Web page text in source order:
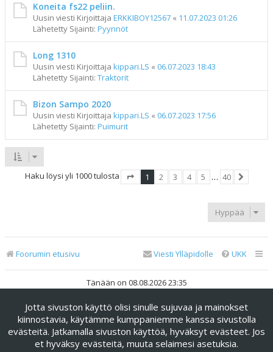
Koneita fs22 peliin.
Uusin viesti Kirjoittaja ERKKIBOY12567 « 11.07.2023 01:26
Lähetetty Sijainti: Pyynnöt
Long 1310
Uusin viesti Kirjoittaja kippari.LS « 06.07.2023 18:43
Lähetetty Sijainti: Traktorit
Bizon Sampo 2020
Uusin viesti Kirjoittaja kippari.LS « 06.07.2023 17:56
Lähetetty Sijainti: Puimurit
Haku löysi yli 1000 tulosta
1 2 3 4 5 … 40
Hyppää
Foorumin etusivu UKK
Viesti Ylläpidolle
Tänään on 08.08.2026 23:35
Keskustelufoorumin ohjelmistophpBB® Forum Software ©
phpBB Limited
Käännös: phpBB Suomi (lurttinen, harritapio, Pettis)
phpBB Metro Theme byPixelGoose Studio
Jotta sivuston käyttö olisi sinulle sujuvaa ja mainokset
kiinnostavia, käytämme kumppaniemme kanssa sivustolla
evästeitä. Jatkamalla sivuston käyttöä, hyväksyt evästeet. Jos
et hyväksy evästeitä, muuta selaimesi asetuksia.